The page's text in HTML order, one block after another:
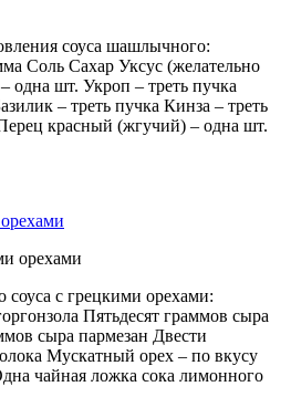
соуса шашлычного:
Соль Сахар Уксус (желательно
одна шт. Укроп – треть пучка
– треть пучка Кинза – треть
красный (жгучий) – одна шт.
с грецкими орехами:
Пятьдесят граммов сыра
сыра пармезан Двести
Мускатный орех – по вкусу
чайная ложка сока лимонного